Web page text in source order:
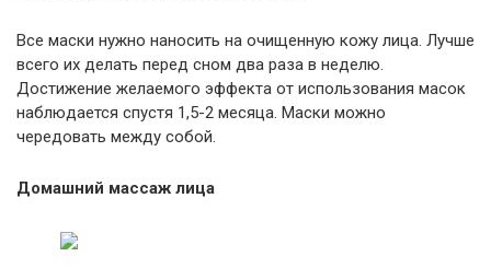
Все маски нужно наносить на очищенную кожу лица. Лучше
всего их делать перед сном два раза в неделю.
Достижение желаемого эффекта от использования масок
наблюдается спустя 1,5-2 месяца. Маски можно
чередовать между собой.
Домашний массаж лица